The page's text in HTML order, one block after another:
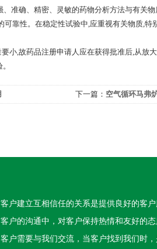
确、精密、灵敏的药物分析方法与有关物
靠性。在稳定性试验中,应重视有关物质,特
,故药品注册申请人应在获得批准后,从放
下一篇： 空气循环马弗
户建立互相信任的关系是提供良好的客户
户的沟通中，对客户保持热情和友好的
户需要与我们交流，当客户找到我们时，